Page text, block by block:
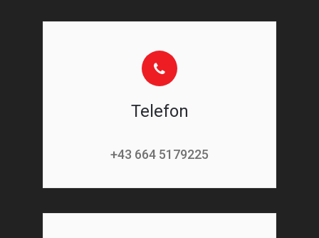
Telefon
+43 664 5179225